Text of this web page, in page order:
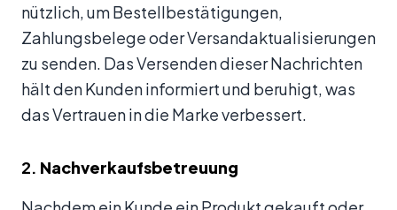
nützlich, um Bestellbestätigungen,
Zahlungsbelege oder Versandaktualisierungen
zu senden. Das Versenden dieser Nachrichten
hält den Kunden informiert und beruhigt, was
das Vertrauen in die Marke verbessert.
2. Nachverkaufsbetreuung